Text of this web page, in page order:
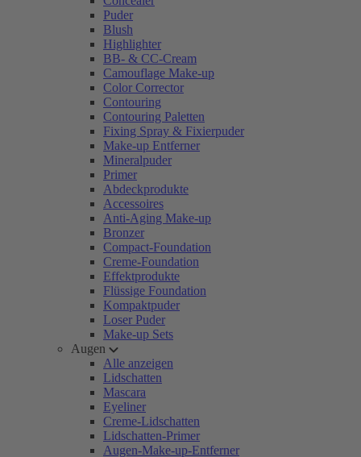
Puder
Blush
Highlighter
BB- & CC-Cream
Camouflage Make-up
Color Corrector
Contouring
Contouring Paletten
Fixing Spray & Fixierpuder
Make-up Entferner
Mineralpuder
Primer
Abdeckprodukte
Accessoires
Anti-Aging Make-up
Bronzer
Compact-Foundation
Creme-Foundation
Effektprodukte
Flüssige Foundation
Kompaktpuder
Loser Puder
Make-up Sets
Augen
Alle anzeigen
Lidschatten
Mascara
Eyeliner
Creme-Lidschatten
Lidschatten-Primer
Augen-Make-up-Entferner